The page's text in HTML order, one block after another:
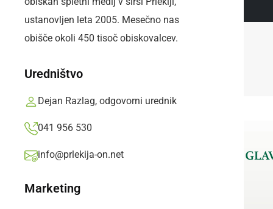
PETEK, 7. AVGUST 2026 Sledite nam:
ustanovljen leta 2005. Mesečno nas
obišče okoli 450 tisoč obiskovalcev.
Uredništvo
Dejan Razlag, odgovorni urednik
041 956 530
info@prlekija-on.net
Marketing